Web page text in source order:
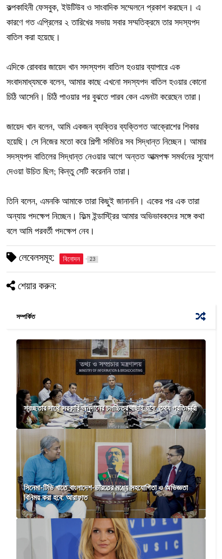
কল্পকাহিনী ফেসবুক, ইউটিউব ও সাংবাদিক সম্মেলনে প্রকাশ করছেন। এ
কারণে গত এপ্রিলের ২ তারিখের সভায় সবার সম্মতিক্রমে তার সদস্যপদ
বাতিল করা হয়েছে।
এদিকে রোববার জায়েদ খান সদস্যপদ বাতিল হওয়ার ব্যাপারে এক
সংবাদমাধ্যমকে বলেন, আমার কাছে এখনো সদস্যপদ বাতিল হওয়ার কোনো
চিঠি আসেনি। চিঠি পাওয়ার পর বুঝতে পারব কেন এমনটা করেছেন তারা।
জায়েদ খান বলেন, আমি একজন ব্যক্তির ব্যক্তিগত আক্রোশের শিকার
হয়েছি। সে নিজের মতো করে শিল্পী সমিতির সব সিদ্ধান্ত নিচ্ছেন। আমার
সদস্যপদ বাতিলের সিদ্ধান্ত নেওয়ার আগে অন্তত আত্মপক্ষ সমর্থনের সুযোগ
দেওয়া উচিত ছিল; কিন্তু সেটি করেননি তারা।
তিনি বলেন, এমনকি আমাকে তারা কিছুই জানাননি। একের পর এক তারা
অন্যায় পদক্ষেপ নিচ্ছেন। ফিল্ম ইন্ডাস্ট্রির আমার অভিভাবকদের সঙ্গে কথা
বলে আমি পরবর্তী পদক্ষেপ নেব।
লেবেলসমূহ: বিনোদন 23
শেয়ার করুন:
সম্পর্কিত
স্বচ্ছতার সাথে সরকারি অনুদানের চলচ্চিত্র বাছাই হবে: তথ্য প্রতিমন্ত্রী
সিনেমা-টিভি খাতে বাংলাদেশ-ভারতের মধ্যে সহযোগিতা ও অভিজ্ঞতা
বিনিময় করা হবে: আরাফাত